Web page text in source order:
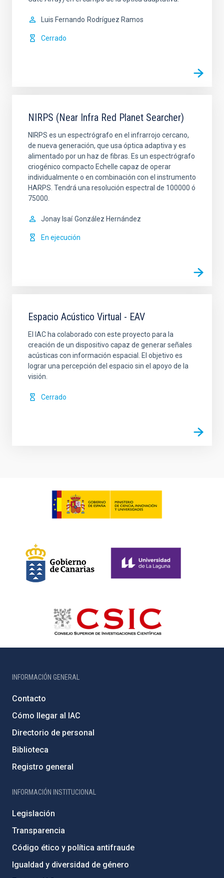
Luis Fernando Rodríguez Ramos
Cerrado
NIRPS (Near Infra Red Planet Searcher)
NIRPS es un espectrógrafo en el infrarrojo cercano,
de nueva generación, que usa óptica adaptiva y es
alimentado por un haz de fibras. Es un espectrógrafo
criogénico compacto Echelle capaz de operar
individualmente o en combinación con el instrumento
HARPS. Tendrá una resolución espectral de 100000 ó
75000.
Jonay Isaí González Hernández
En ejecución
Espacio Acústico Virtual - EAV
El IAC ha colaborado con este proyecto para la
creación de un dispositivo capaz de generar señales
acústicas con información espacial. El objetivo es
lograr una percepción del espacio sin el apoyo de la
visión.
Cerrado
INFORMACIÓN GENERAL
Contacto
Cómo llegar al IAC
Directorio de personal
Biblioteca
Registro general
INFORMACIÓN INSTITUCIONAL
Legislación
Transparencia
Código ético y política antifraude
Igualdad y diversidad de género